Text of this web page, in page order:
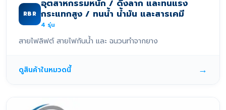
RBR
อุตสาหกรรมหนัก / ดึงลาก และทนแรง
กระแทกสูง / ทนน้ำ น้ำมัน และสารเคมี
4 รุ่น
สายไฟลิฟต์ สายไฟกันน้ำ และ ฉนวนทำจากยาง
ดูสินค้าในหมวดนี้ →